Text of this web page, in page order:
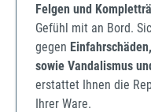
Felgen und
Gefühl mit an Bord.
gegen
sowie Vandalismus
erstattet Ihnen die
Ihrer Ware.